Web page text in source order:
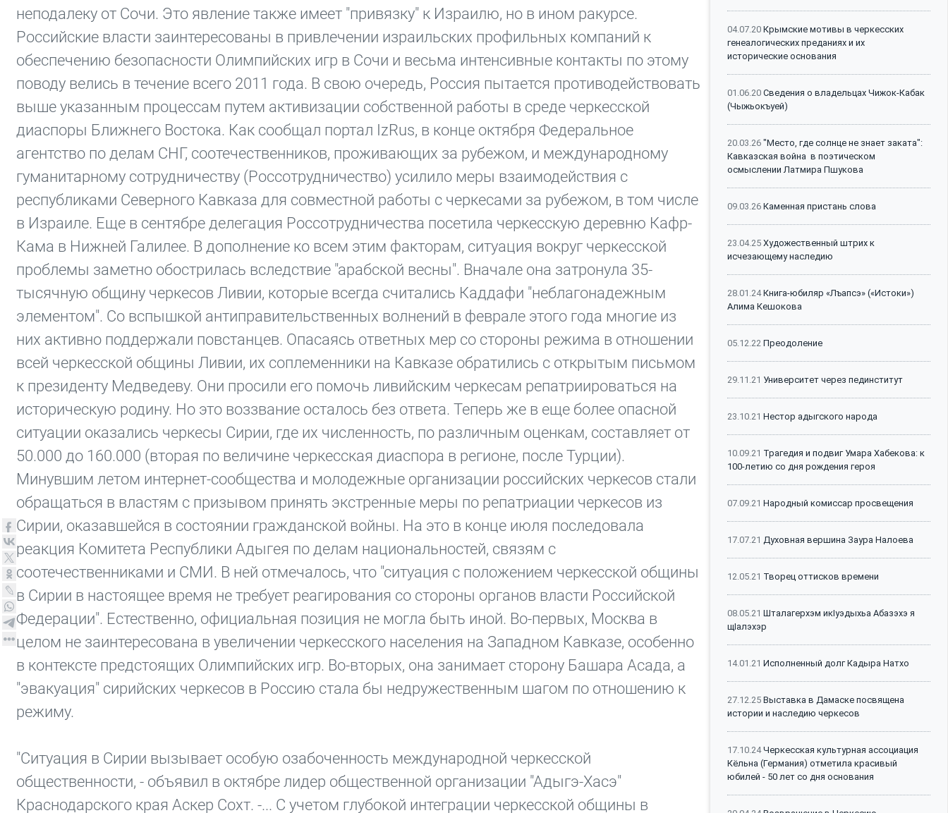
неподалеку от Сочи. Это явление также имеет "привязку" к Израилю, но в ином ракурсе.
Российские власти заинтересованы в привлечении израильских профильных компаний к
обеспечению безопасности Олимпийских игр в Сочи и весьма интенсивные контакты по этому
поводу велись в течение всего 2011 года. В свою очередь, Россия пытается противодействовать
выше указанным процессам путем активизации собственной работы в среде черкесской
диаспоры Ближнего Востока. Как сообщал портал IzRus, в конце октября Федеральное
агентство по делам СНГ, соотечественников, проживающих за рубежом, и международному
гуманитарному сотрудничеству (Россотрудничество) усилило меры взаимодействия с
республиками Северного Кавказа для совместной работы с черкесами за рубежом, в том числе
в Израиле. Еще в сентябре делегация Россотрудничества посетила черкесскую деревню Кафр-
Кама в Нижней Галилее. В дополнение ко всем этим факторам, ситуация вокруг черкесской
проблемы заметно обострилась вследствие "арабской весны". Вначале она затронула 35-
тысячную общину черкесов Ливии, которые всегда считались Каддафи "неблагонадежным
элементом". Со вспышкой антиправительственных волнений в феврале этого года многие из
них активно поддержали повстанцев. Опасаясь ответных мер со стороны режима в отношении
всей черкесской общины Ливии, их соплеменники на Кавказе обратились с открытым письмом
к президенту Медведеву. Они просили его помочь ливийским черкесам репатриироваться на
историческую родину. Но это воззвание осталось без ответа. Теперь же в еще более опасной
ситуации оказались черкесы Сирии, где их численность, по различным оценкам, составляет от
50.000 до 160.000 (вторая по величине черкесская диаспора в регионе, после Турции).
Минувшим летом интернет-сообщества и молодежные организации российских черкесов стали
обращаться в властям с призывом принять экстренные меры по репатриации черкесов из
Сирии, оказавшейся в состоянии гражданской войны. На это в конце июля последовала
реакция Комитета Республики Адыгея по делам национальностей, связям с
соотечественниками и СМИ. В ней отмечалось, что "ситуация с положением черкесской общины
в Сирии в настоящее время не требует реагирования со стороны органов власти Российской
Федерации". Естественно, официальная позиция не могла быть иной. Во-первых, Москва в
целом не заинтересована в увеличении черкесского населения на Западном Кавказе, особенно
в контексте предстоящих Олимпийских игр. Во-вторых, она занимает сторону Башара Асада, а
"эвакуация" сирийских черкесов в Россию стала бы недружественным шагом по отношению к
режиму.
"Ситуация в Сирии вызывает особую озабоченность международной черкесской
общественности, - объявил в октябре лидер общественной организации "Адыгэ-Хасэ"
Краснодарского края Аскер Сохт. -... С учетом глубокой интеграции черкесской общины в
04.07.20 Крымские мотивы в черкесских
генеалогических преданиях и их
исторические основания
01.06.20 Сведения о владельцах Чижок-Кабак
(Чыжьокъуей)
20.03.26 "Место, где солнце не знает заката":
Кавказская война в поэтическом
осмыслении Латмира Пшукова
09.03.26 Каменная пристань слова
23.04.25 Художественный штрих к
исчезающему наследию
28.01.24Книга-юбиляр «Лъапсэ» («Истоки»)
Алима Кешокова
05.12.22 Преодоление
29.11.21 Университет через пединститут
23.10.21 Нестор адыгского народа
10.09.21 Трагедия и подвиг Умара Хабекова: к
100-летию со дня рождения героя
07.09.21 Народный комиссар просвещения
17.07.21 Духовная вершина Заура Налоева
12.05.21 Творец оттисков времени
08.05.21 Шталагерхэм икIуэдыхьа Абазэхэ я
щIалэхэр
14.01.21 Исполненный долг Кадыра Натхо
27.12.25 Выставка в Дамаске посвящена
истории и наследию черкесов
17.10.24Черкесская культурная ассоциация
Кёльна (Германия) отметила красивый
юбилей - 50 лет со дня основания